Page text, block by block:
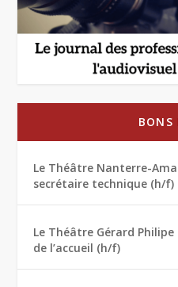
BONS
Le Théâtre Nanterre-
secrétaire technique (h/f)
Le Théâtre Gérard
de l’accueil (h/f)